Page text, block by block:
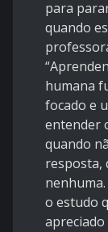
para
quando
humana
focado e
entender
quando
resposta,
o estudo